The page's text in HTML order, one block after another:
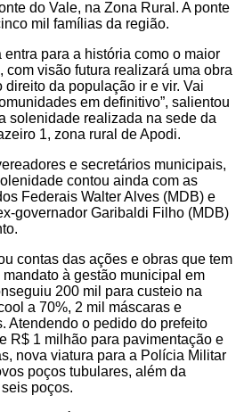
do Vale, na Zona Rural. A ponte
mil famílias da região.
entra para a história como o maior
com visão futura realizará uma obra
da população ir e vir. Vai
em definitivo”, salientou
solenidade realizada na sede da
1, zona rural de Apodi.
e secretários municipais,
contou ainda com as
Federais Walter Alves (MDB) e
governador Garibaldi Filho (MDB)
contas das ações e obras que tem
à gestão municipal em
200 mil para custeio na
a 70%, 2 mil máscaras e
Atendendo o pedido do prefeito
R$ 1 milhão para pavimentação e
nova viatura para a Polícia Militar
poços tubulares, além da
poços.